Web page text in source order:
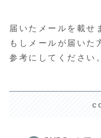
届いたメールを載せ
もしメールが届いた
参考にしてください。